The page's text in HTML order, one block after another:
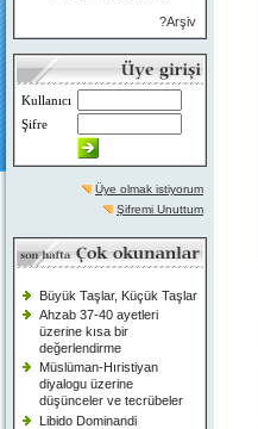
?Arşiv
Kullanıcı
Şifre
Üye olmak istiyorum
Şifremi Unuttum
Büyük Taşlar, Küçük Taşlar
Ahzab 37-40 ayetleri
üzerine kısa bir
değerlendirme
Müslüman-Hıristiyan
diyalogu üzerine
düşünceler ve tecrübeler
Libido Dominandi